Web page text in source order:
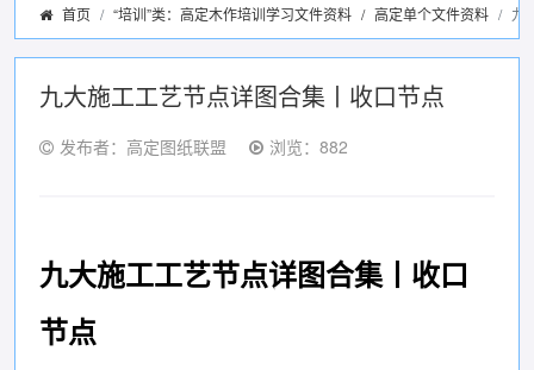
首页 “培训”类：高定木作培训学习文件资料 / 高定单个文件资料 九
九大施工工艺节点详图合集丨收口节点
发布者：高定图纸联盟 浏览：882
九大施工工艺节点详图合集丨收口
节点